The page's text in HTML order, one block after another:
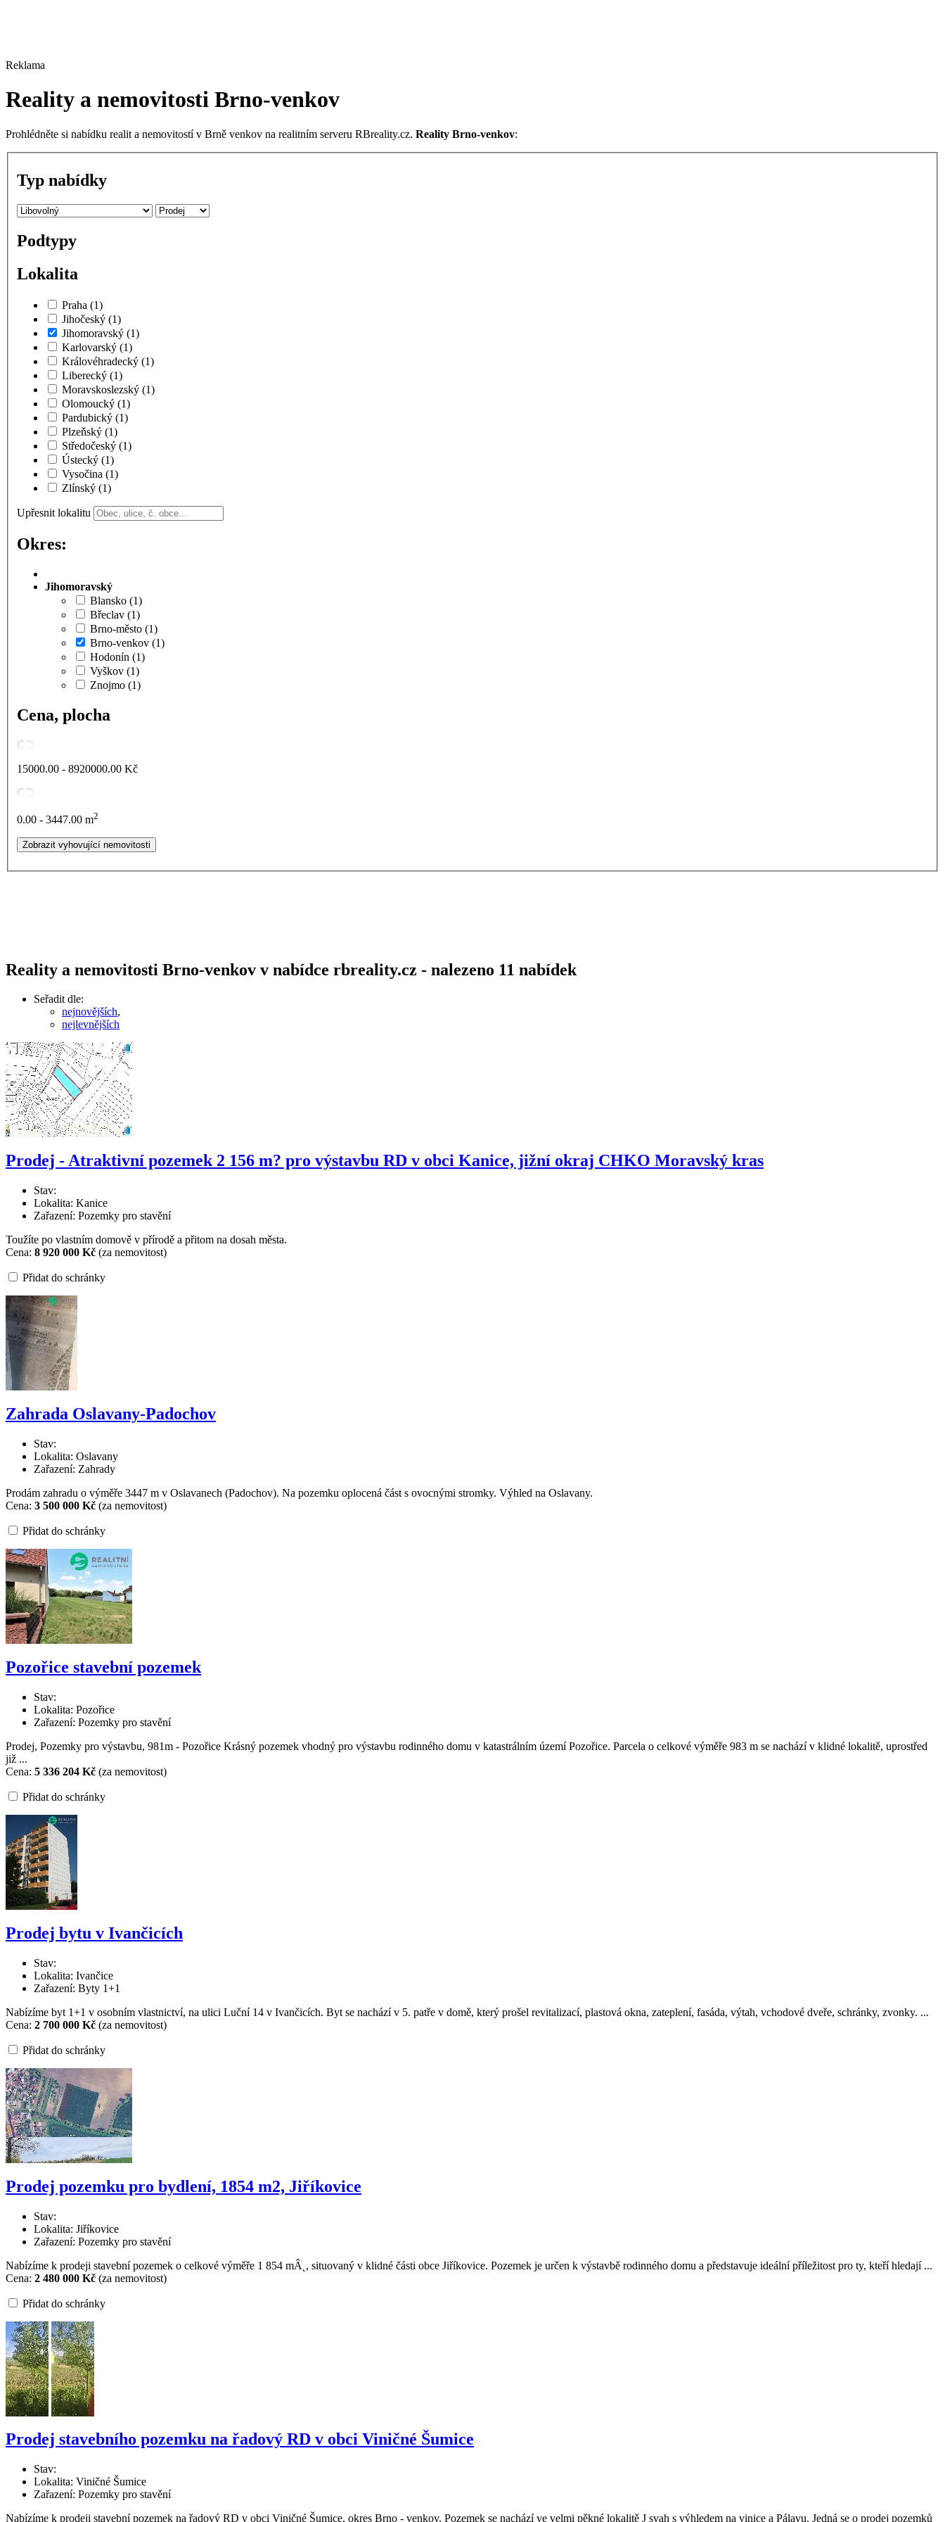
Reklama
Reality a nemovitosti Brno-venkov
Prohlédněte si nabídku realit a nemovitostí v Brně venkov na realitním serveru RBreality.cz. Reality Brno-venkov:
Typ nabídky
Podtypy
Lokalita
Praha (1)
Jihočeský (1)
Jihomoravský (1)
Karlovarský (1)
Královéhradecký (1)
Liberecký (1)
Moravskoslezský (1)
Olomoucký (1)
Pardubický (1)
Plzeňský (1)
Středočeský (1)
Ústecký (1)
Vysočina (1)
Zlínský (1)
Upřesnit lokalitu
Okres:
Jihomoravský
Blansko (1)
Břeclav (1)
Brno-město (1)
Brno-venkov (1)
Hodonín (1)
Vyškov (1)
Znojmo (1)
Cena, plocha
15000.00 - 8920000.00 Kč
0.00 - 3447.00 m2
Reality a nemovitosti Brno-venkov v nabídce rbreality.cz - nalezeno 11 nabídek
Seřadit dle:
nejnovějších,
nejlevnějších
Prodej - Atraktivní pozemek 2 156 m? pro výstavbu RD v obci Kanice, jižní okraj CHKO Moravský kras
Stav:
Lokalita: Kanice
Zařazení: Pozemky pro stavění
Toužíte po vlastním domově v přírodě a přitom na dosah města.
Cena: 8 920 000 Kč (za nemovitost)
Přidat do schránky
Zahrada Oslavany-Padochov
Stav:
Lokalita: Oslavany
Zařazení: Zahrady
Prodám zahradu o výměře 3447 m v Oslavanech (Padochov). Na pozemku oplocená část s ovocnými stromky. Výhled na Oslavany.
Cena: 3 500 000 Kč (za nemovitost)
Přidat do schránky
Pozořice stavební pozemek
Stav:
Lokalita: Pozořice
Zařazení: Pozemky pro stavění
Prodej, Pozemky pro výstavbu, 981m - Pozořice Krásný pozemek vhodný pro výstavbu rodinného domu v katastrálním území Pozořice. Parcela o celkové výměře 983 m se nachází v klidné lokalitě, uprostřed
již ...
Cena: 5 336 204 Kč (za nemovitost)
Přidat do schránky
Prodej bytu v Ivančicích
Stav:
Lokalita: Ivančice
Zařazení: Byty 1+1
Nabízíme byt 1+1 v osobním vlastnictví, na ulici Luční 14 v Ivančicích. Byt se nachází v 5. patře v domě, který prošel revitalizací, plastová okna, zateplení, fasáda, výtah, vchodové dveře, schránky, zvonky. ...
Cena: 2 700 000 Kč (za nemovitost)
Přidat do schránky
Prodej pozemku pro bydlení, 1854 m2, Jiříkovice
Stav:
Lokalita: Jiříkovice
Zařazení: Pozemky pro stavění
Nabízíme k prodeji stavební pozemek o celkové výměře 1 854 mÂ˛, situovaný v klidné části obce Jiříkovice. Pozemek je určen k výstavbě rodinného domu a představuje ideální příležitost pro ty, kteří hledají ...
Cena: 2 480 000 Kč (za nemovitost)
Přidat do schránky
Prodej stavebního pozemku na řadový RD v obci Viničné Šumice
Stav:
Lokalita: Viničné Šumice
Zařazení: Pozemky pro stavění
Nabízíme k prodeji stavební pozemek na řadový RD v obci Viničné Šumice, okres Brno - venkov. Pozemek se nachází ve velmi pěkné lokalitě J svah s výhledem na vinice a Pálavu. Jedná se o prodej pozemků